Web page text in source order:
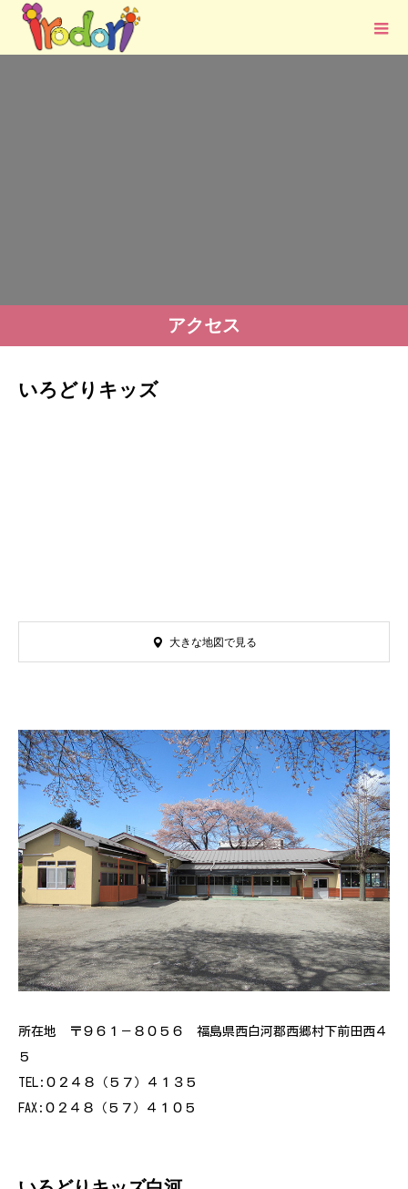
アクセス
いろどりキッズ
大きな地図で見る
所在地 〒９６１－８０５６ 福島県西白河郡西郷村下前田西４
５
TEL:０２４８（５７）４１３５
FAX:０２４８（５７）４１０５